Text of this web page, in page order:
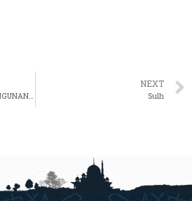
MAJLIS SIGN OFF PEMBANGUNAN PELAN STRATEGIK PENDIGITALAN (PSP) 2021-2025 DAN MAJLIS MENANDATANGANI PIAGAM PERUNDINGAN E-SYARIAH VERSI 3
NEXT
Sulh